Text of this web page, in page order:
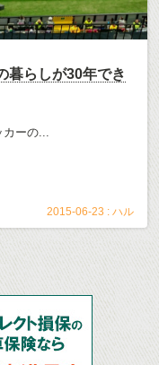
暮らしが30年でき
カーの...
2015-06-23 : ハル